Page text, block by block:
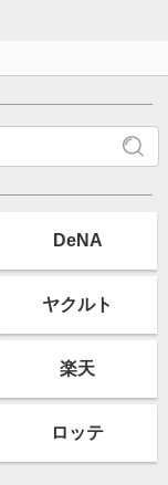
DeNA
ヤクルト
楽天
ロッテ